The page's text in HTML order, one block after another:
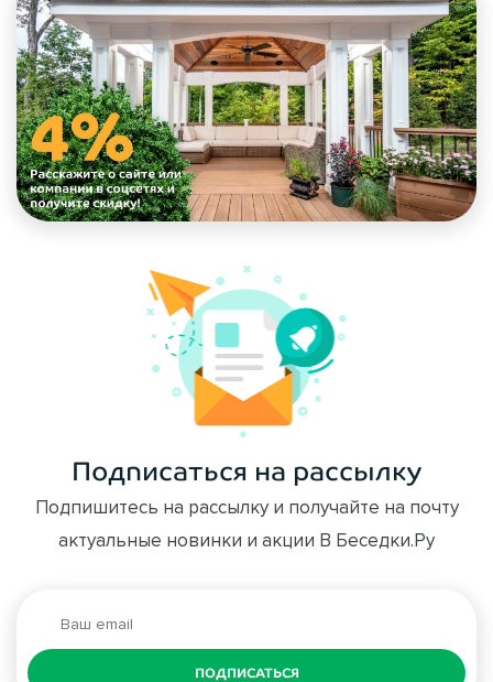
Подписаться на рассылку
Подпишитесь на рассылку и получайте на почту
актуальные новинки и акции В Беседки.Ру
ПОДПИСАТЬСЯ